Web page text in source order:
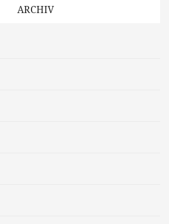
ARCHIV